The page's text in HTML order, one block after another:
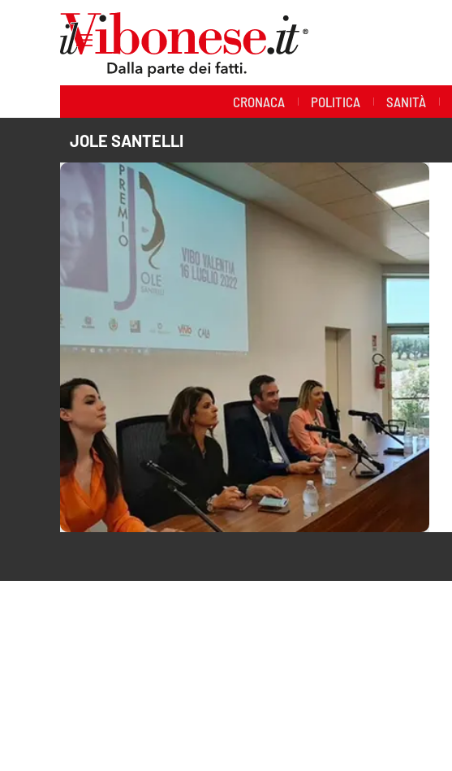
CRONACA POLITICA SANITÀ
JOLE SANTELLI